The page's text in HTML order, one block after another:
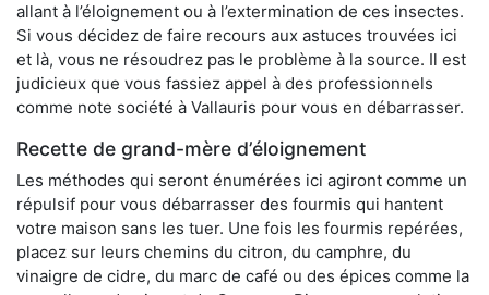
allant à l’éloignement ou à l’extermination de ces insectes.
Si vous décidez de faire recours aux astuces trouvées ici
et là, vous ne résoudrez pas le problème à la source. Il est
judicieux que vous fassiez appel à des professionnels
comme note société à Vallauris pour vous en débarrasser.
Recette de grand-mère d’éloignement
Les méthodes qui seront énumérées ici agiront comme un
répulsif pour vous débarrasser des fourmis qui hantent
votre maison sans les tuer. Une fois les fourmis repérées,
placez sur leurs chemins du citron, du camphre, du
vinaigre de cidre, du marc de café ou des épices comme la